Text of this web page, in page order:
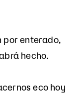
por enterado,
hecho.
eco hoy